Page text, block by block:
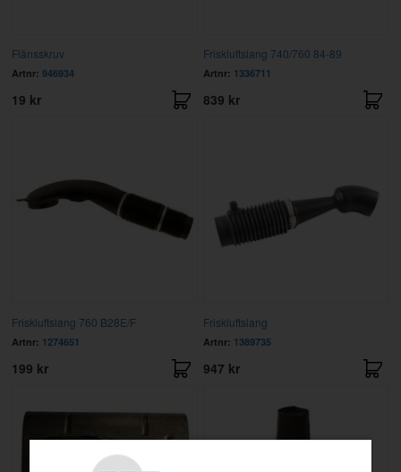
Flänsskruv
Artnr: 946934
19 kr
Friskluftslang 740/760 84-89
Artnr: 1336711
839 kr
Friskluftslang 760 B28E/F
Artnr: 1274651
199 kr
Friskluftslang
Artnr: 1389735
947 kr